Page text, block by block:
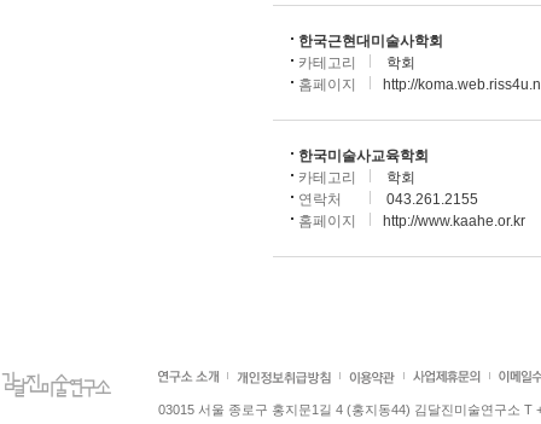
한국근현대미술사학회
카테고리
학회
홈페이지
http://
한국미술사교육학회
카테고리
학회
연락처
043.261.2155
홈페이지
http://www.kaahe.or.kr
03015 서울 종로구 홍지문1길 4 (홍지동44) 김달진미술연구소 T